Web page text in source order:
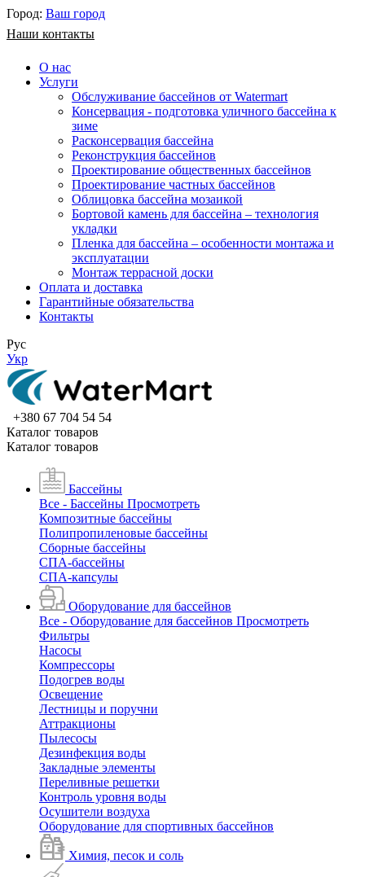
Город: Ваш город
Наши контакты
О нас
Услуги
Обслуживание бассейнов от Watermart
Консервация - подготовка уличного бассейна к
зиме
Расконсервация бассейна
Реконструкция бассейнов
Проектирование общественных бассейнов
Проектирование частных бассейнов
​Облицовка бассейна мозаикой
Бортовой камень для бассейна – технология
укладки
Пленка для бассейна – особенности монтажа и
эксплуатации
Монтаж террасной доски
Оплата и доставка
Гарантийные обязательства
Контакты
Рус
Укр
+380 67 704 54 54
Каталог товаров
Каталог товаров
Бассейны
Все - Бассейны Просмотреть
Композитные бассейны
Полипропиленовые бассейны
Сборные бассейны
СПА-бассейны
СПА-капсулы
Оборудование для бассейнов
Все - Оборудование для бассейнов Просмотреть
Фильтры
Насосы
Компрессоры
Подогрев воды
Освещение
Лестницы и поручни
Аттракционы
Пылесосы
Дезинфекция воды
Закладные элементы
Переливные решетки
Контроль уровня воды
Осушители воздуха
Оборудование для спортивных бассейнов
Химия, песок и соль